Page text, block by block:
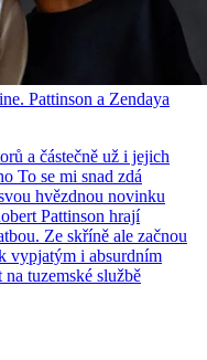
Pattinson a Zendaya
a částečně už i jejich
To se mi snad zdá
hvězdnou novinku
Pattinson hrají
Ze skříně ale začnou
vypjatým i absurdním
tuzemské službě